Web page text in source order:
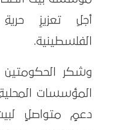
أجلِ تعزيزِ حريةِ
الفلسطينية.
وشكر الحكومتين
المؤسسات
دعمٍ متواصلٍ